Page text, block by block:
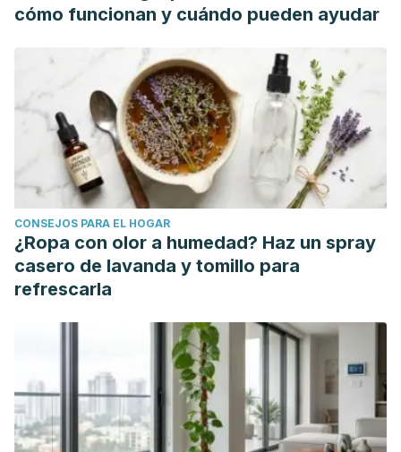
http://www.nutricionhospitalaria.com/pdf/3338.pdf
Published online 2017 Oct 11. doi: 10.4103/pm.pm_14_17.
Biological Effect of Cynara cardunculus on Kidney Status of
Hypercholesterolemic Rats
WebMD. Celery.
https://www.webmd.com/vitamins/ai/ingredientmono-
882/celery
Fundación Española de la Nutrición. Uva.
http://www.fen.org.es/mercadoFen/pdfs/uva.pdf
U.S. National Library of Medicine. Asparagine.
https://pubchem.ncbi.nlm.nih.gov/compound/Asparagine
cómo funcionan y cuándo pueden ayudar
CONSEJOS PARA EL HOGAR
¿Ropa con olor a humedad? Haz un spray
casero de lavanda y tomillo para
refrescarla